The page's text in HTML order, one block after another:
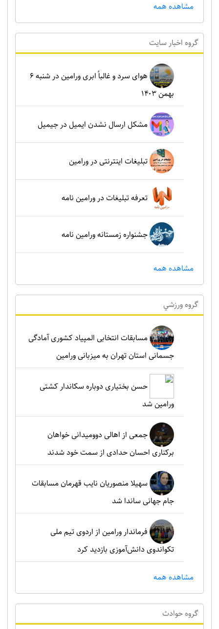
مشاهده همه
گروه اخبار سايت
هوای سرد و غالباً ابری ورامین در شنبه ۶
بهمن ۱۴۰۳
مشکل ارسال نشدن ایمیل در جیمیل
تبلیغات اینترنتی در ورامین
تعرفه تبلیغات در ورامین نامه
جشنواره زمستانه ورامین نامه
مشاهده همه
گروه ورزشي
مسابقات انتخابی المپیاد کشوری آمادگی
جسمانی استان تهران به میزبانی ورامین
حسن بختیاری دوباره سکاندار کشتی
ورامین شد
جمعی از اهالی دوومیدانی خواهان
برکناری احسان حدادی از سمت خود شدند
سهیلا منصوریان نایب قهرمان مسابقات
جام جهانی ساندا شد
فرماندار ورامین از اردوی تیم ملی
تکواندوی دانش‌آموزی بازدید کرد
مشاهده همه
گروه حوادث